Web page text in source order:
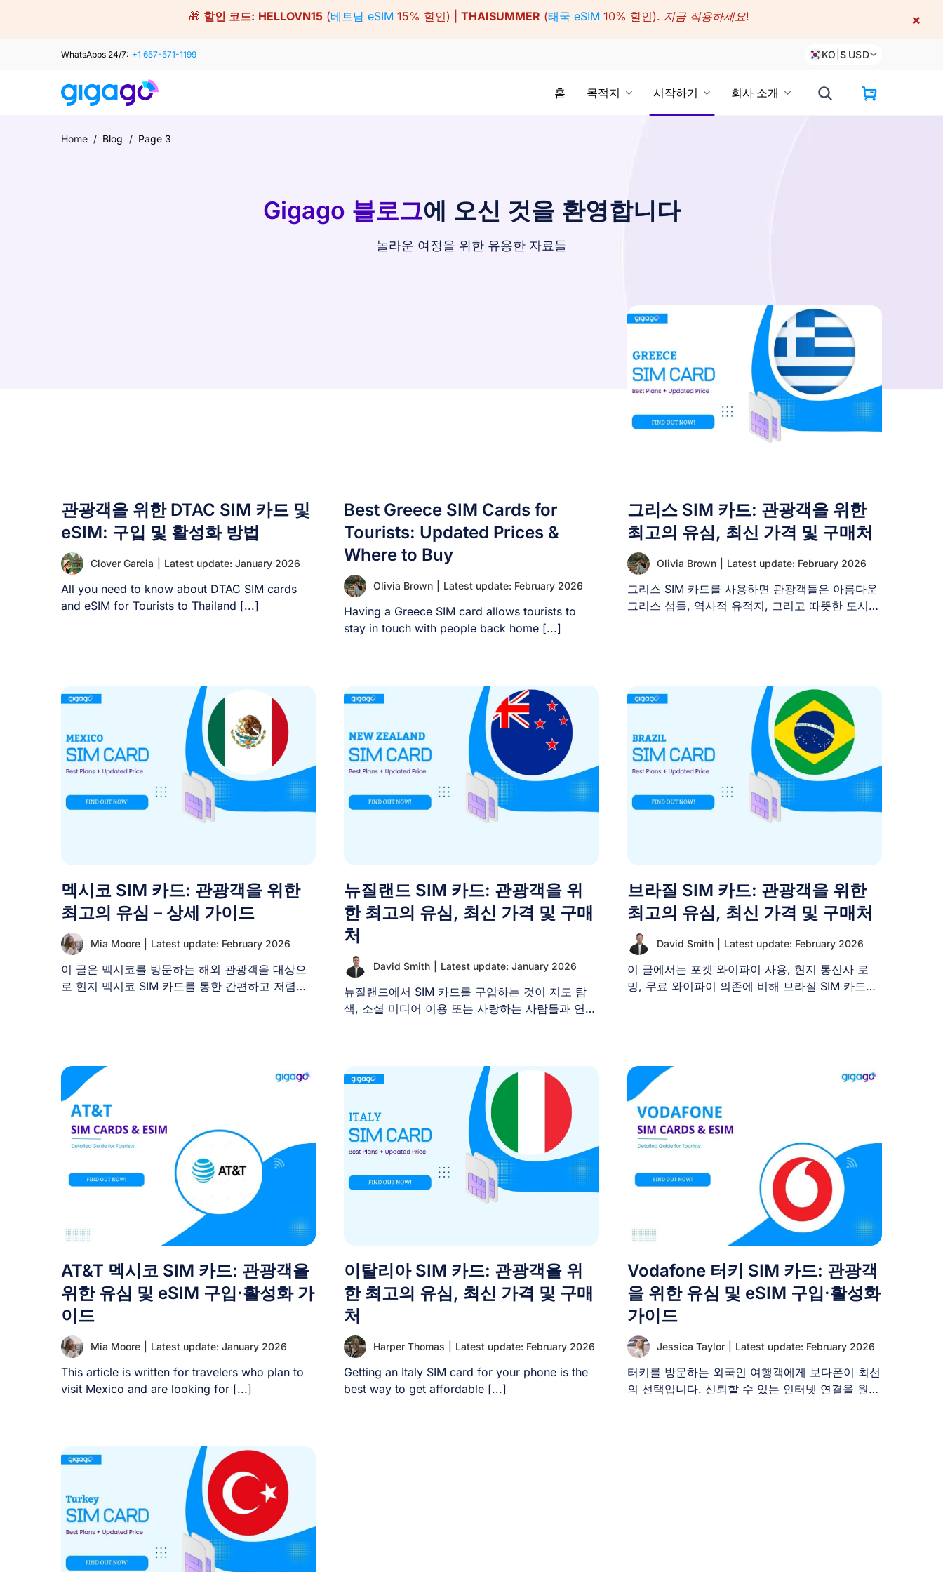
🎁 할인 코드: HELLOVN15(베트남 eSIM 15% 할인) | THAISUMMER (태국 eSIM 10% 할인). 지금 적용하세요! ×
WhatsApps 24/7: +1 657-571-1199 KO |$ USD
홈 목적지 시작하기 회사 소개
Home / Blog / Page 3
Gigago 블로그에 오신 것을 환영합니다
놀라운 여정을 위한 유용한 자료들
관광객을 위한 DTAC SIM 카드 및
eSIM: 구입 및 활성화 방법
Clover Garcia Latest update: January 2026
All you need to know about DTAC SIM cards
and eSIM for Tourists to Thailand [...]
Best Greece SIM Cards for
Tourists: Updated Prices &
Where to Buy
Olivia Brown Latest update: February 2026
Having a Greece SIM card allows tourists to
stay in touch with people back home [...]
그리스 SIM 카드: 관광객을 위한
최고의 유심, 최신 가격 및 구매처
Olivia Brown Latest update: February 2026
그리스 SIM 카드를 사용하면 관광객들은 아름다운
그리스 섬들, 역사적 유적지, 그리고 따뜻한 도시들
멕시코 SIM 카드: 관광객을 위한
최고의 유심 – 상세 가이드
Mia Moore Latest update: February 2026
이 글은 멕시코를 방문하는 해외 관광객을 대상으
로 현지 멕시코 SIM 카드를 통한 간편하고 저렴한
뉴질랜드 SIM 카드: 관광객을 위
한 최고의 유심, 최신 가격 및 구매
처
David Smith Latest update: January 2026
뉴질랜드에서 SIM 카드를 구입하는 것이 지도 탐
색, 소셜 미디어 이용 또는 사랑하는 사람들과 연락
브라질 SIM 카드: 관광객을 위한
최고의 유심, 최신 가격 및 구매처
David Smith Latest update: February 2026
이 글에서는 포켓 와이파이 사용, 현지 통신사 로
밍, 무료 와이파이 의존에 비해 브라질 SIM 카드를
AT&T 멕시코 SIM 카드: 관광객을
위한 유심 및 eSIM 구입·활성화 가
이드
Mia Moore Latest update: January 2026
This article is written for travelers who plan to
visit Mexico and are looking for [...]
이탈리아 SIM 카드: 관광객을 위
한 최고의 유심, 최신 가격 및 구매
처
Harper Thomas Latest update: February 2026
Getting an Italy SIM card for your phone is the
best way to get affordable [...]
Vodafone 터키 SIM 카드: 관광객
을 위한 유심 및 eSIM 구입·활성화
가이드
Jessica Taylor Latest update: February 2026
터키를 방문하는 외국인 여행객에게 보다폰이 최선
의 선택입니다. 신뢰할 수 있는 인터넷 연결을 원하